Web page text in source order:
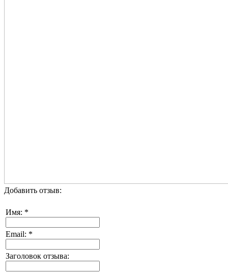
Добавить отзыв:
Имя: *
Email: *
Заголовок отзыва: